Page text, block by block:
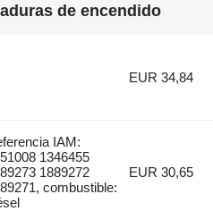
de encendido
EUR 34,84
IAM:
1346455
1889272
combustible:
EUR 30,65